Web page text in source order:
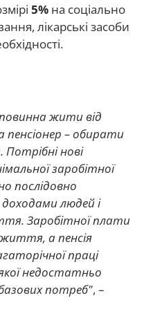
5% на соціально
лікарські засоби
жити від
– обирати
Потрібні нові
заробітної
послідовно
людей і
Заробітної плати
а пенсія
праці
недостатньо
потреб", –